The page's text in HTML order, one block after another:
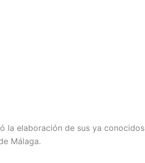
la elaboración de sus ya conocidos
Málaga.